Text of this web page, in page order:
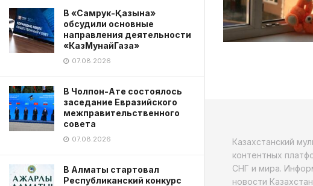
В «Самрук-Қазына»
обсудили основные
направления деятельности
«КазМунайГаза»
07.08.2026
В Чолпон-Ате состоялось
заседание Евразийского
межправительственного
совета
07.08.2026
В Алматы стартовал
Республиканский конкурс
Казахстанский
контентных
СНГ и мира.
новости